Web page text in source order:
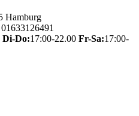
Hamburg
01633126491
Di-Do:17:00-22.00 Fr-Sa:17:00-